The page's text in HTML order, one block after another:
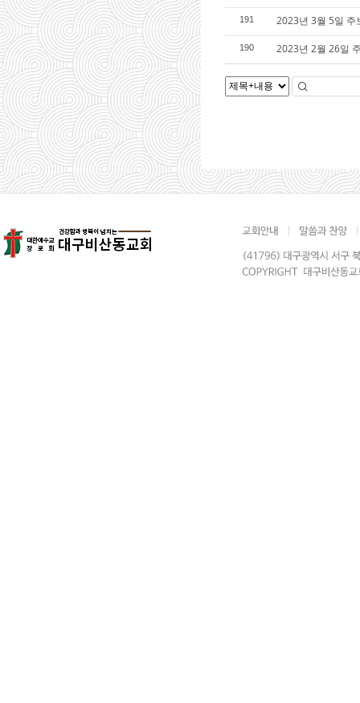
191 2023년 3월 5일 주
190 2023년 2월 26일